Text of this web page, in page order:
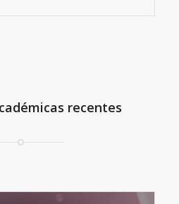
recentes